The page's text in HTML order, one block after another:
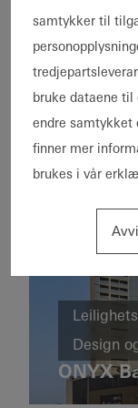
Dører
United
Arab
Emirates
Leilighets-
og
Design
Bahrain
ONYX
samtykker til
bruke dataene til
endre samtykket
finner mer
brukes i vår